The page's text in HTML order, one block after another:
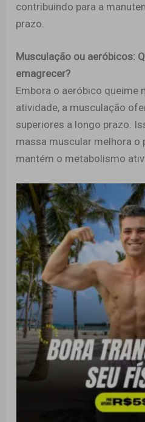
contribuindo para a
prazo.
Musculação ou aeróbicos:
emagrecer?
Embora o aeróbico queime
atividade, a musculação
superiores a longo prazo.
massa muscular melhora o
mantém o metabolismo